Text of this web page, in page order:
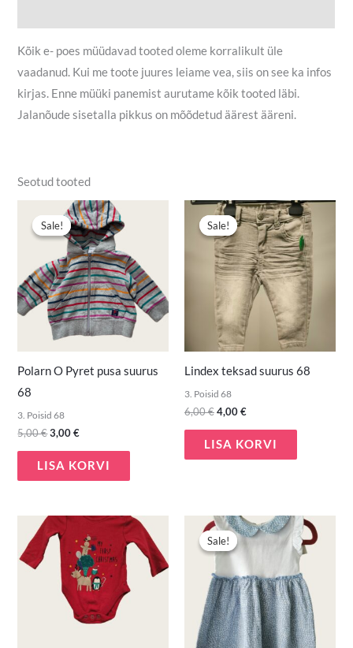
Kõik e- poes müüdavad tooted oleme korralikult üle
vaadanud. Kui me toote juures leiame vea, siis on see ka infos
kirjas. Enne müüki panemist aurutame kõik tooted läbi.
Jalanõude sisetalla pikkus on mõõdetud äärest ääreni.
Seotud tooted
Sale!
Sale!
Polarn O Pyret pusa suurus
68
3. Poisid 68
5,00€
Algne
hind
oli:
5,00 €.
3,00€
Praegune
hind
on:
3,00 €.
LISA KORVI
Sale!
Sale!
Lindex teksad suurus 68
3. Poisid 68
6,00€
Algne
hind
oli:
6,00 €.
4,00€
Praegune
hind
on:
4,00 €.
LISA KORVI
Sale!
Sale!
Algne
hind
oli:
Praegune
hind
on: